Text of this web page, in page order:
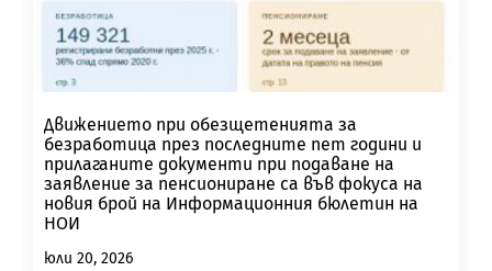
Движението при обезщетенията за
безработица през последните пет години и
прилаганите документи при подаване на
заявление за пенсиониране са във фокуса на
новия брой на Информационния бюлетин на
НОИ
юли 20, 2026